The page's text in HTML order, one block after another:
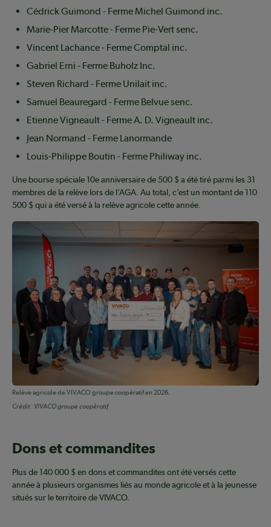
Cédrick Guimond - Ferme Michel Guimond inc.
Marie-Pier Marcotte - Ferme Pie-Vert senc.
Vincent Lachance - Ferme Comptal inc.
Gabriel Erni - Ferme Buholz Inc.
Steven Richard - Ferme Unilait inc.
Samuel Beauregard - Ferme Belvue senc.
Etienne Vigneault - Ferme A. D. Vigneault inc.
Jean Normand - Ferme Lanormande
Louis-Philippe Boutin - Ferme Philiway inc.
Une bourse spéciale 10e anniversaire de 500 $ a été tiré parmi les 31
membres de la relève lors de l’AGA. Au total, c’est un montant de 110
500 $ qui a été versé à la relève agricole cette année.
Relève agricole de VIVACO groupe coopératif en 2026.
Crédit : VIVACO groupe coopératif
Dons et commandites
Plus de 140 000 $ en dons et commandites ont été versés cette
année à plusieurs organismes liés au monde agricole et à la jeunesse
situés sur le territoire de VIVACO.